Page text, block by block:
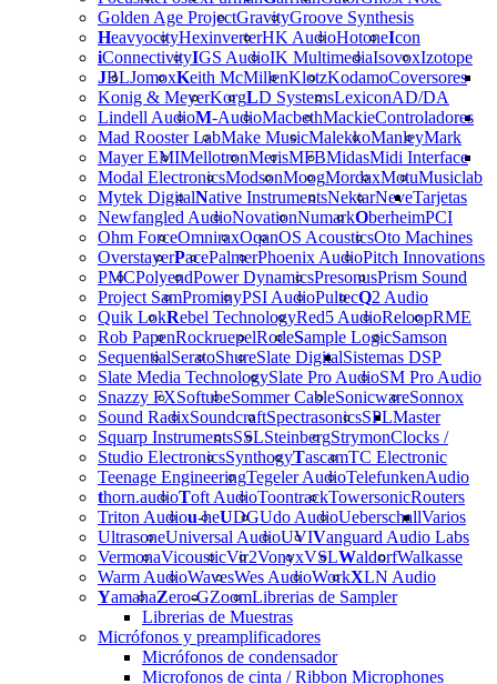
Golden Age ProjectGravityGroove Synthesis
HeavyocityHexinverterHK AudioHotoneIcon
iConnectivityIGS AudioIK MultimediaIsovoxIzotope
JBLJomoxKeith McMillenKlotzKodamo
Konig & MeyerKorgLD SystemsLexicon
Lindell AudioM-AudioMacbethMackie
Mad Rooster LabMake MusicMalekkoManleyMark
Mayer EMIMellotronMerisMFBMidas
Modal ElectronicsModsonMoogMordaxMotuMusiclab
Mytek DigitalNative InstrumentsNektarNeve
Newfangled AudioNovationNumarkOberheim
Ohm ForceOmniraxOqanOS AcousticsOto Machines
OverstayerPacePalmerPhoenix AudioPitch Innovations
PMCPolyendPower DynamicsPresonusPrism Sound
Project SamProminyPSI AudioPultecQ2 Audio
Quik LokRebel TechnologyRed5 AudioReloopRME
Rob PapenRockruepelRodeSample LogicSamson
SequentialSeratoShureSlate Digital
Slate Media TechnologySlate Pro AudioSM Pro Audio
Snazzy FXSoftubeSommer CableSonicwareSonnox
Sound RadixSoundcraftSpectrasonicsSPL
Squarp InstrumentsSSLSteinbergStrymon
Studio ElectronicsSynthogyTascamTC Electronic
Teenage EngineeringTegeler AudioTelefunken
thorn.audioToft AudioToontrackTowersonic
Triton Audiou-heUDGUdo AudioUeberschall
UltrasoneUniversal AudioUVIVanguard Audio Labs
VermonaVicousticVir2VonyxVSLWaldorfWalkasse
Warm AudioWavesWes AudioWorkXLN Audio
YamahaZero-GZoom
Coversores
AD/DA
Controladores
Midi Interface
Tarjetas
PCI
Sistemas DSP
Master
Clocks /
Audio
Routers
Varios
Librerias de Sampler
Librerias de Muestras
Micrófonos y preamplificadores
Micrófonos de condensador
Microfonos de cinta / Ribbon Microphones